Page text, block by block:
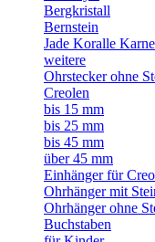
Bergkristall
Bernstein
Jade Koralle
weitere
Ohrstecker ohne
Creolen
bis 15 mm
bis 25 mm
bis 45 mm
über 45 mm
Einhänger für
Ohrhänger mit
Ohrhänger ohne
Buchstaben